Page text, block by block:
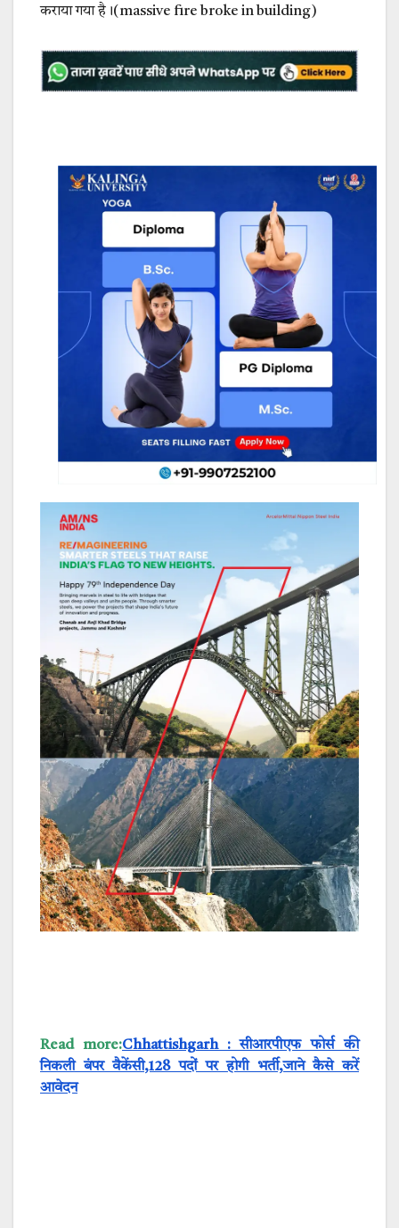
कराया गया है।(massive fire broke in building)
Read more:Chhattishgarh : सीआरपीएफ फोर्स की
निकली बंपर वैकेंसी,128 पदों पर होगी भर्ती,जाने कैसे करें
आवेदन